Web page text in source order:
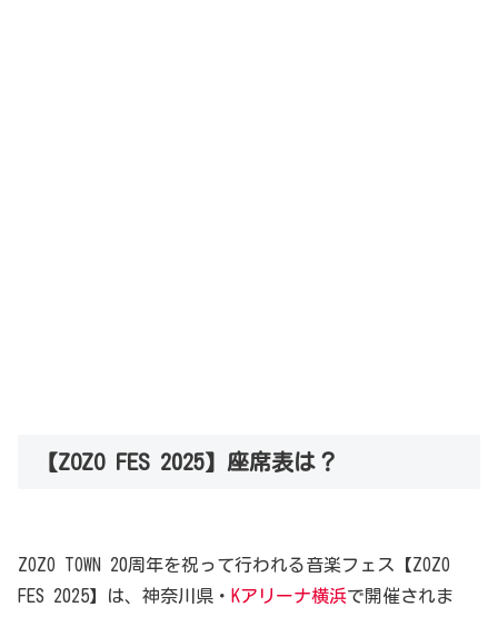
【ZOZO FES 2025】座席表は？
ZOZO TOWN 20周年を祝って行われる音楽フェス【ZOZO
FES 2025】は、神奈川県・ Kアリーナ横浜で開催されま